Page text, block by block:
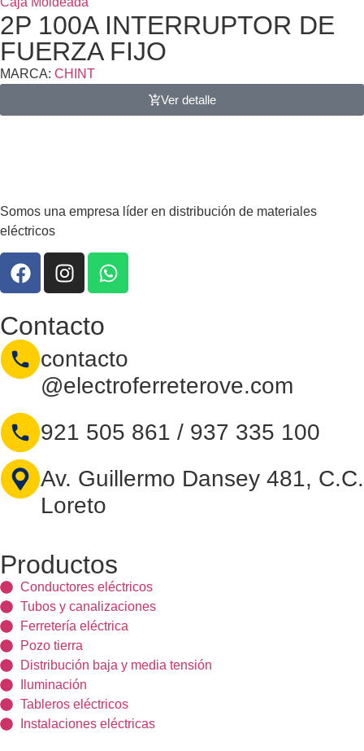
2P 100A INTERRUPTOR DE
FUERZA FIJO
MARCA: CHINT
Ver detalle
Somos una empresa líder en distribución de materiales
eléctricos
Contacto
contacto
@electroferreterove.com
921 505 861 / 937 335 100
Av. Guillermo Dansey 481, C.C.
Loreto
Productos
Conductores eléctricos
Tubos y canalizaciones
Ferretería eléctrica
Pozo tierra
Distribución baja y media tensión
Iluminación
Tableros eléctricos
Instalaciones eléctricas